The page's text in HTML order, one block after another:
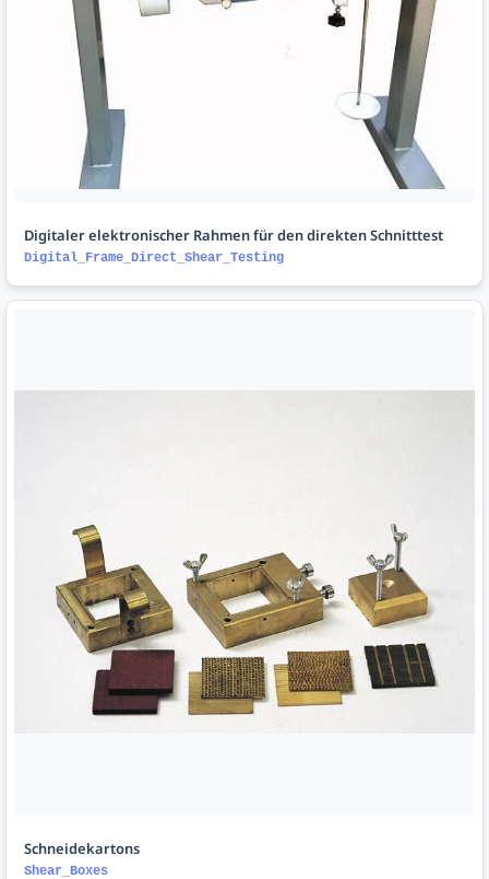
Digitaler elektronischer Rahmen für den direkten Schnitttest
Digital_Frame_Direct_Shear_Testing
Schneidekartons
Shear_Boxes